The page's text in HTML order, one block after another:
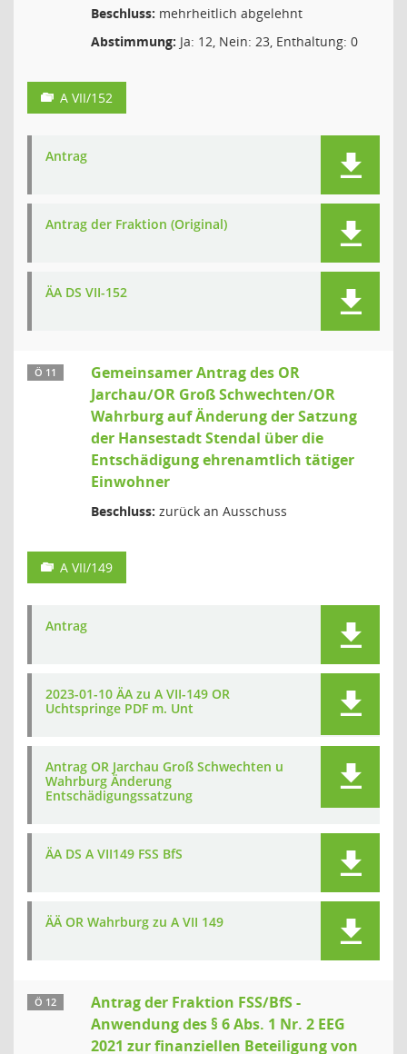
Beschluss: mehrheitlich abgelehnt
Abstimmung: Ja: 12, Nein: 23, Enthaltung: 0
A VII/152
Antrag
Antrag der Fraktion (Original)
ÄA DS VII-152
Ö 11
Gemeinsamer Antrag des OR
Jarchau/OR Groß Schwechten/OR
Wahrburg auf Änderung der Satzung
der Hansestadt Stendal über die
Entschädigung ehrenamtlich tätiger
Einwohner
Beschluss: zurück an Ausschuss
A VII/149
Antrag
2023-01-10 ÄA zu A VII-149 OR
Uchtspringe PDF m. Unt
Antrag OR Jarchau Groß Schwechten u
Wahrburg Änderung
Entschädigungssatzung
ÄA DS A VII149 FSS BfS
ÄÄ OR Wahrburg zu A VII 149
Ö 12
Antrag der Fraktion FSS/BfS -
Anwendung des § 6 Abs. 1 Nr. 2 EEG
2021 zur finanziellen Beteiligung von